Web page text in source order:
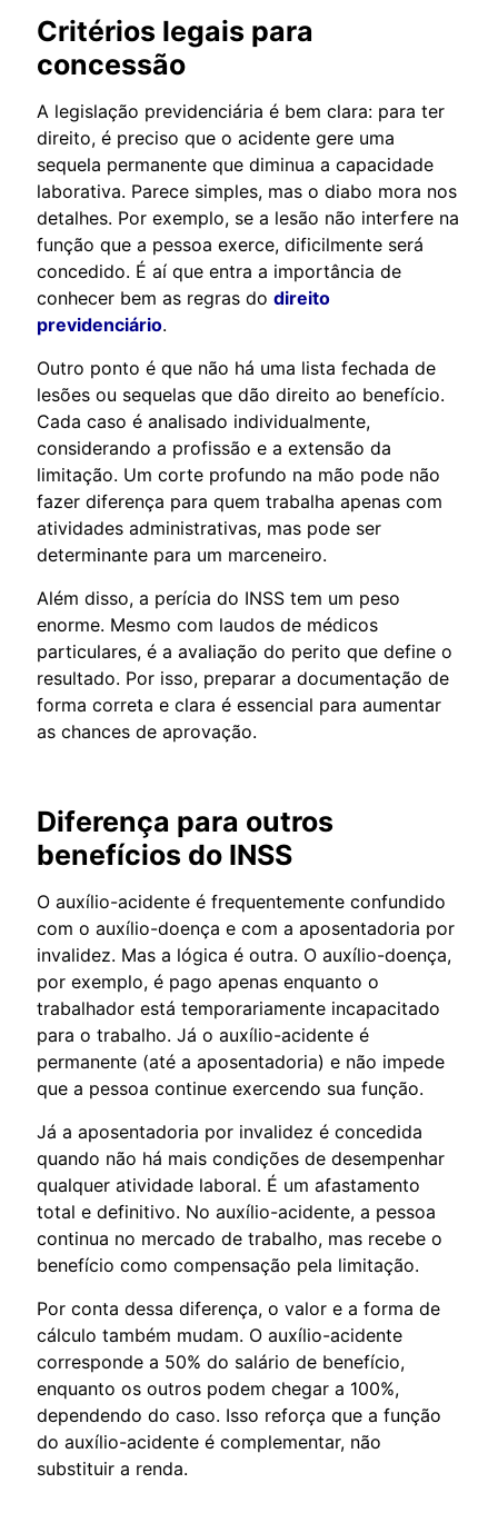
Critérios legais para
concessão
A legislação previdenciária é bem clara: para ter
direito, é preciso que o acidente gere uma
sequela permanente que diminua a capacidade
laborativa. Parece simples, mas o diabo mora nos
detalhes. Por exemplo, se a lesão não interfere na
função que a pessoa exerce, dificilmente será
concedido. É aí que entra a importância de
conhecer bem as regras do direito
previdenciário.
Outro ponto é que não há uma lista fechada de
lesões ou sequelas que dão direito ao benefício.
Cada caso é analisado individualmente,
considerando a profissão e a extensão da
limitação. Um corte profundo na mão pode não
fazer diferença para quem trabalha apenas com
atividades administrativas, mas pode ser
determinante para um marceneiro.
Além disso, a perícia do INSS tem um peso
enorme. Mesmo com laudos de médicos
particulares, é a avaliação do perito que define o
resultado. Por isso, preparar a documentação de
forma correta e clara é essencial para aumentar
as chances de aprovação.
Diferença para outros
benefícios do INSS
O auxílio-acidente é frequentemente confundido
com o auxílio-doença e com a aposentadoria por
invalidez. Mas a lógica é outra. O auxílio-doença,
por exemplo, é pago apenas enquanto o
trabalhador está temporariamente incapacitado
para o trabalho. Já o auxílio-acidente é
permanente (até a aposentadoria) e não impede
que a pessoa continue exercendo sua função.
Já a aposentadoria por invalidez é concedida
quando não há mais condições de desempenhar
qualquer atividade laboral. É um afastamento
total e definitivo. No auxílio-acidente, a pessoa
continua no mercado de trabalho, mas recebe o
benefício como compensação pela limitação.
Por conta dessa diferença, o valor e a forma de
cálculo também mudam. O auxílio-acidente
corresponde a 50% do salário de benefício,
enquanto os outros podem chegar a 100%,
dependendo do caso. Isso reforça que a função
do auxílio-acidente é complementar, não
substituir a renda.